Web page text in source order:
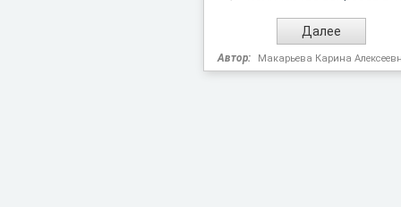
Автор: Макарьева Карина